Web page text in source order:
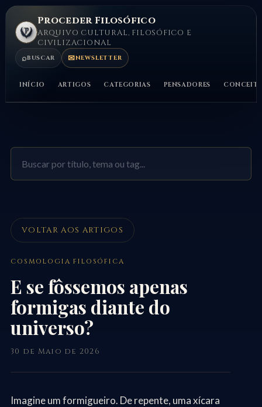
Proceder Filosófico
ARQUIVO CULTURAL, FILOSÓFICO E
CIVILIZACIONAL
⌕BUSCAR ✉NEWSLETTER
INÍCIO ARTIGOS CATEGORIAS PENSADORES
VOLTAR AOS ARTIGOS
COSMOLOGIA FILOSÓFICA
E se fôssemos apenas
formigas diante do
universo?
30 de Maio de 2026
Imagine um formigueiro. De repente, uma xícara